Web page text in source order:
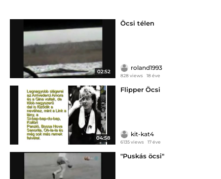
02:52
Öcsi télen
roland1993
828 views 18 éve
04:58
Flipper Öcsi
kit-kat4
6135 views 17 éve
"Puskás öcsi"